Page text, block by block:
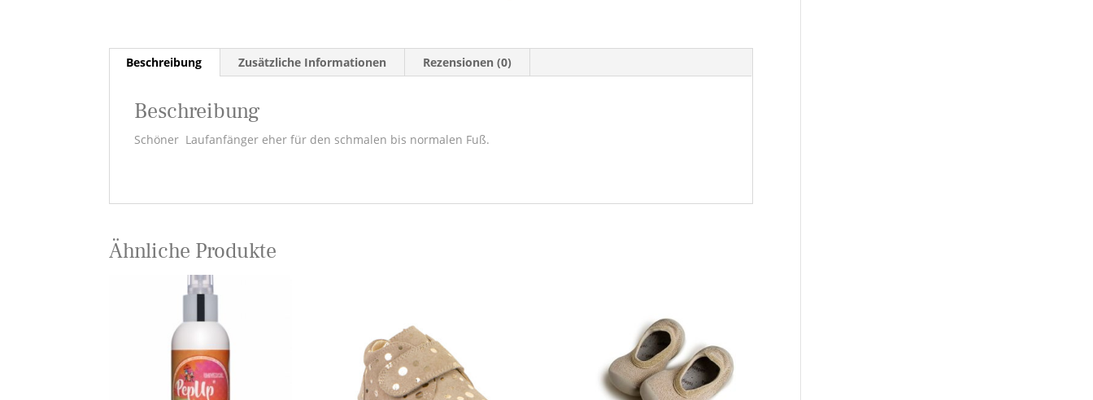
Beschreibung Zusätzliche Informationen Rezensionen (0)
Beschreibung
Schöner Laufanfänger eher für den schmalen bis normalen Fuß.
Ähnliche Produkte